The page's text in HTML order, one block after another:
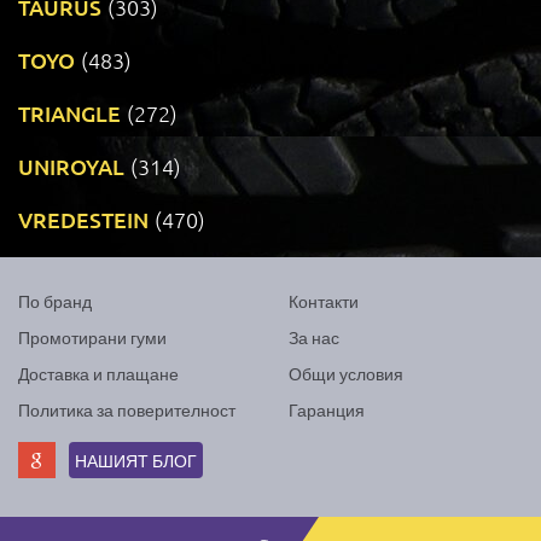
TAURUS (303)
TOYO (483)
TRIANGLE (272)
UNIROYAL (314)
VREDESTEIN (470)
По бранд
Промотирани гуми
Доставка и плащане
Политика за поверителност
Контакти
За нас
Общи условия
Гаранция
НАШИЯТ БЛОГ